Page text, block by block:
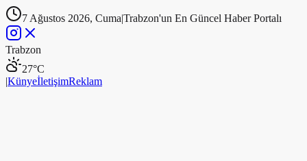
7 Ağustos 2026, Cuma|Trabzon'un En Güncel Haber Portalı
Trabzon
27°C
|KünyeİletişimReklam